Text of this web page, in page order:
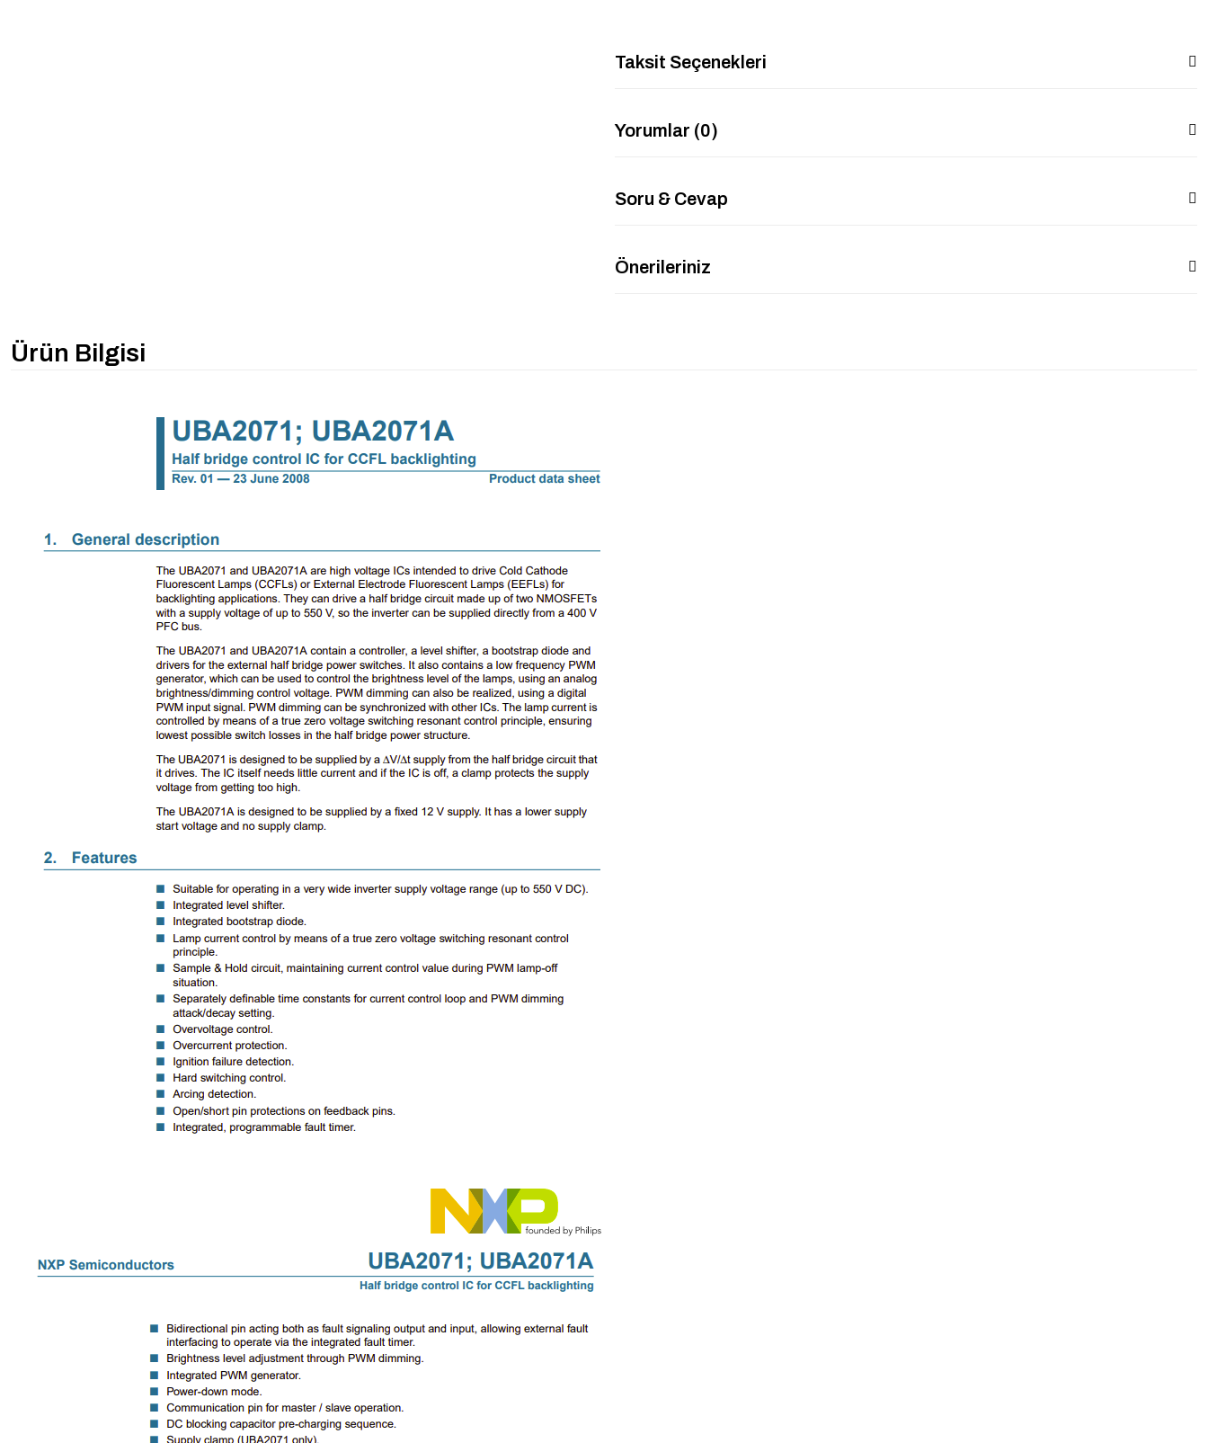
Taksit Seçenekleri
Yorumlar (0)
Soru & Cevap
Önerileriniz
Ürün Bilgisi